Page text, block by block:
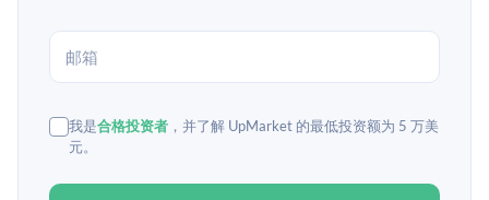
我是合格投资者 ，并了解 UpMarket 的最低投资额为 5 万美
元。